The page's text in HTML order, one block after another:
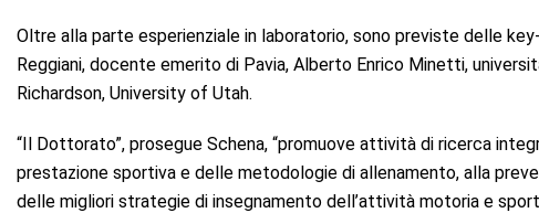
Oltre alla parte esperienziale in laboratorio, sono previste delle
Reggiani, docente emerito di Pavia, Alberto Enrico Minetti,
Richardson, University of Utah.
“Il Dottorato”, prosegue Schena, “promuove attività di ricerca
prestazione sportiva e delle metodologie di allenamento, alla
delle migliori strategie di insegnamento dell’attività motoria e